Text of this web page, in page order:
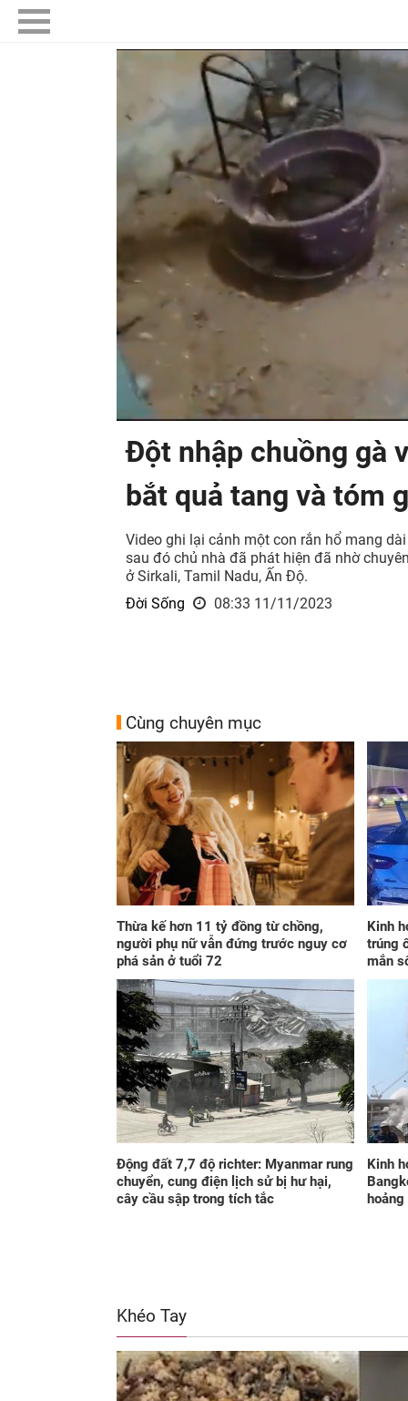
Đột nhập chuồng gà
bắt quả tang và tóm
Video ghi lại cảnh một con rắn hổ mang
sau đó chủ nhà đã phát hiện đã nhờ
ở Sirkali, Tamil Nadu, Ấn Độ.
Đời Sống
08:33 11/11/2023
Cùng chuyên mục
Thừa kế hơn 11 tỷ đồng từ chồng,
người phụ nữ vẫn đứng trước nguy cơ
phá sản ở tuổi 72
Kinh
trúng
mắn
Động đất 7,7 độ richter: Myanmar rung
chuyển, cung điện lịch sử bị hư hại,
cây cầu sập trong tích tắc
Kinh
Khéo Tay